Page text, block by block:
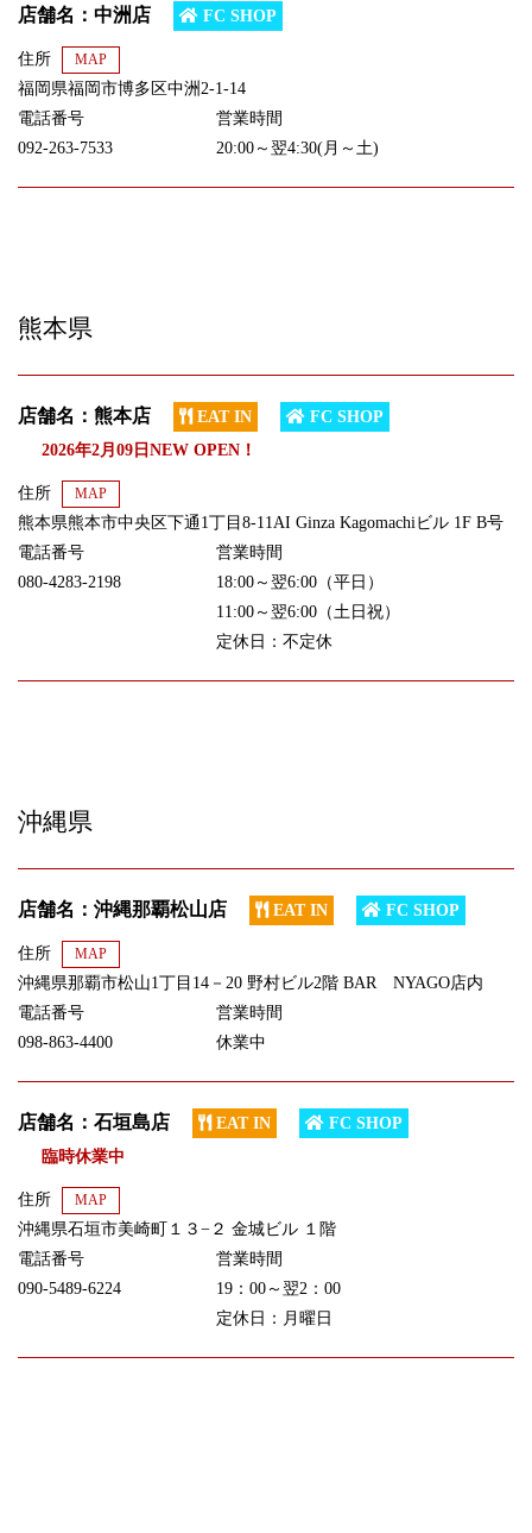
店舗名：中洲店 FC SHOP
住所 MAP
福岡県福岡市博多区中洲2-1-14
電話番号
092-263-7533
営業時間
20:00～翌4:30(月～土)
熊本県
店舗名：熊本店 EAT IN
FC SHOP
2026年2月09日NEW OPEN！
住所 MAP
熊本県熊本市中央区下通1丁目8-11AI Ginza Kagomachiビル 1F B号
電話番号
080-4283-2198
営業時間
18:00～翌6:00（平日）
11:00～翌6:00（土日祝）
定休日：不定休
沖縄県
店舗名：沖縄那覇松山店 EAT IN FC SHOP
住所 MAP
沖縄県那覇市松山1丁目14－20 野村ビル2階 BAR NYAGO店内
電話番号
098-863-4400
営業時間
休業中
店舗名：石垣島店 EAT IN
FC SHOP
臨時休業中
住所 MAP
沖縄県石垣市美崎町１３−２ 金城ビル １階
電話番号
090-5489-6224
営業時間
19：00～翌2：00
定休日：月曜日